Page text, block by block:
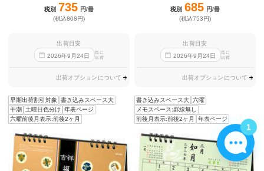
税別 735 円/冊
(税込808円)
出荷目安
2026年9 月24日
迄に
出荷
出荷オプションについて
早期出荷割引対象
書き込みスペース大
干潮 土曜日色分け
年表ページ
六曜前後月表示:前後2ヶ月
税別 685 円/冊
(税込753円)
出荷目安
2026年9 月24日
迄に
出荷
出荷オプションについて
書き込みスペース大 六曜
メモスペース:罫線無し
前後月表示:前後2ヶ月
年表ページ
1